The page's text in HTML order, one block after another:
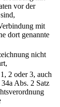
vor der
mit
dort genannte
nicht
2 oder 3, auch
Abs. 2 Satz